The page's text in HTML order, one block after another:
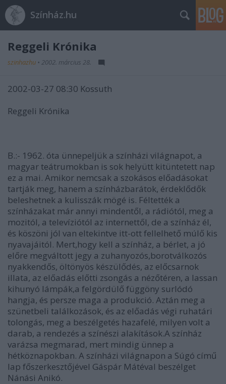
Színház.hu
Reggeli Krónika
szinhazhu • 2002. március 28.
2002-03-27 08:30 Kossuth
Reggeli Krónika
B.:- 1962. óta ünnepeljük a színházi világnapot, a
magyar teátrumokban is sok helyütt kitüntetett nap
ez a mai. Amikor nemcsak a szokásos előadásokat
tartják meg, hanem a színházbarátok, érdeklődők
beleshetnek a kulisszák mögé is. Féltették a
színházakat már annyi mindentől, a rádiótól, meg a
mozitól, a televíziótól az internettől, de a színház él,
és köszöni jól van eltekintve itt-ott fellelhető múlő kis
nyavajáitól. Mert,hogy kell a színház, a bérlet, a jó
előre megváltott jegy a zuhanyozós,borotválkozós
nyakkendős, öltönyös készülődés, az előcsarnok
illata, az előadás előtti zsongás a nézőtéren, a lassan
kihunyó lámpák,a felgördülő függöny surlódó
hangja, és persze maga a produkció. Aztán meg a
szünetbeli találkozások, és az előadás végi ruhatári
tolongás, meg a beszélgetés hazafelé, milyen volt a
darab, a rendezés a színészi alakítások.A színház
varázsa megmarad, mert mindig ünnep a
hétköznapokban. A színházi világnapon a Súgó című
lap főszerkesztőjével Gáspár Mátéval beszélget
Nánási Anikó.